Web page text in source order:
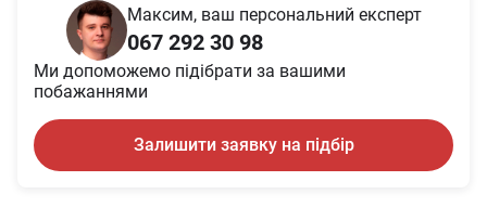
Максим, ваш персональний експерт
067 292 30 98
Ми допоможемо підібрати за вашими
побажаннями
Залишити заявку на підбір